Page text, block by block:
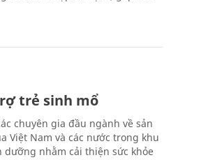
trẻ sinh mổ
chuyên gia đầu ngành về sản
Việt Nam và các nước trong khu
nhằm cải thiện sức khỏe